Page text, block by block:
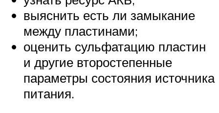
выяснить есть ли замыкание
между пластинами;
оценить сульфатацию пластин
и другие второстепенные
параметры состояния источника
питания.